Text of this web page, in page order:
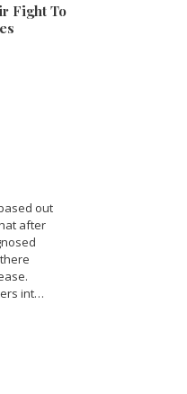
Fight To
out
after
int…